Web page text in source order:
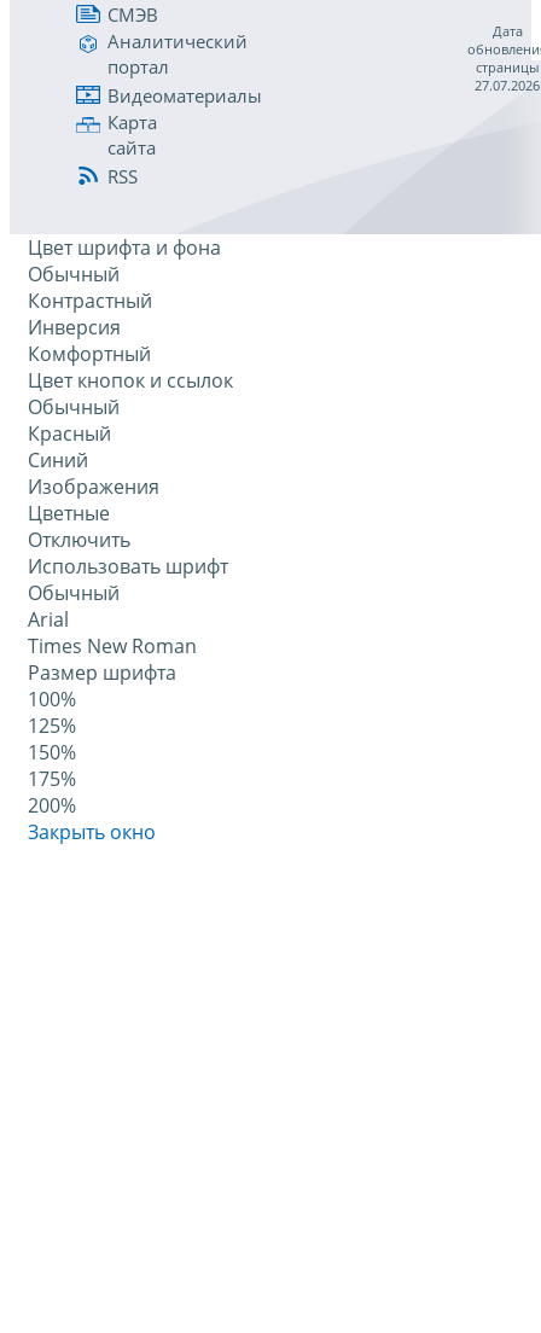
СМЭВ
Аналитический
портал
Видеоматериалы
Карта
сайта
RSS
Дата
страницы
27.07.2026
Цвет шрифта и фона
Обычный
Контрастный
Инверсия
Комфортный
Цвет кнопок и ссылок
Обычный
Красный
Синий
Изображения
Цветные
Отключить
Использовать шрифт
Обычный
Arial
Times New Roman
Размер шрифта
100%
125%
150%
175%
200%
Закрыть окно